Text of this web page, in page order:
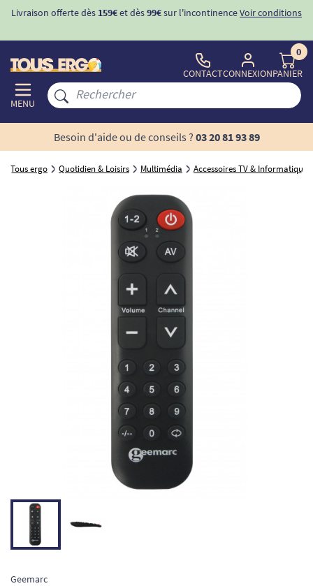
Livraison offerte dès 159€et dès99€sur l'incontinenceVoir conditions
MENU
CONTACTCONNEXION
0
PANIER
Besoin d'aide ou de conseils ? 03 20 81 93 89
Tous ergo Quotidien & Loisirs Multimédia Accessoires TV & Informatique
Geemarc